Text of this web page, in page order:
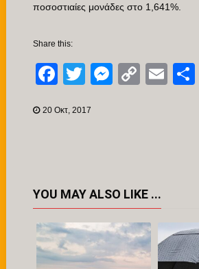
ποσοστιαίες μονάδες στο 1,641%.
Share this:
Facebook
TwitterCopy
20 Οκτ, 2017
YOU MAY ALSO LIKE ...